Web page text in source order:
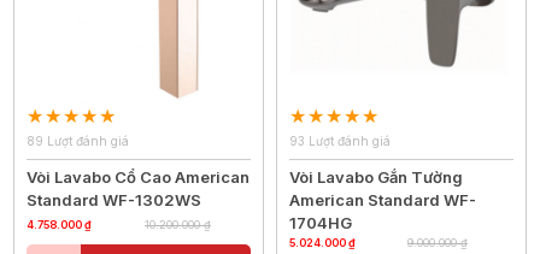
89 Lượt đánh giá
Vòi Lavabo Cổ Cao American
Standard WF-1302WS
4.758.000 ₫ 10.200.000 ₫
93 Lượt đánh giá
Vòi Lavabo Gắn Tường
American Standard WF-
1704HG
5.024.000 ₫ 9.000.000 ₫